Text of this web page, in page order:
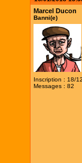
Marcel Ducon
Banni(e)
Inscription : 18/
Messages : 82